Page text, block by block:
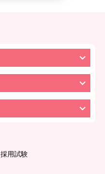
採用試験